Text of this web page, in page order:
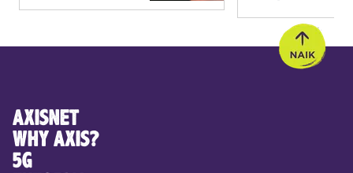
AXISNET
WHY AXIS?
5G